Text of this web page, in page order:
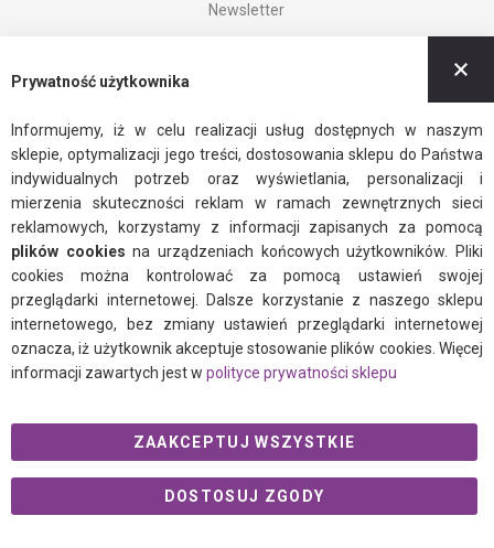
Newsletter
Polityka prywatności
facebook
instagram
twitter
© 2021 Ogalo.pl
Prywatność użytkownika
Informujemy, iż w celu realizacji usług dostępnych w naszym
sklepie, optymalizacji jego treści, dostosowania sklepu do Państwa
indywidualnych potrzeb oraz wyświetlania, personalizacji i
mierzenia skuteczności reklam w ramach zewnętrznych sieci
reklamowych, korzystamy z informacji zapisanych za pomocą
plików cookiesna urządzeniach końcowych użytkowników. Pliki
cookies można kontrolować za pomocą ustawień swojej
przeglądarki internetowej. Dalsze korzystanie z naszego sklepu
internetowego, bez zmiany ustawień przeglądarki internetowej
oznacza, iż użytkownik akceptuje stosowanie plików cookies. Więcej
informacji zawartych jest w polityce prywatności sklepu
ZAAKCEPTUJ WSZYSTKIE
DOSTOSUJ ZGODY